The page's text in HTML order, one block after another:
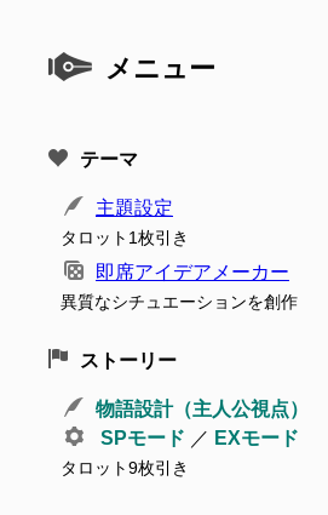
メニュー
テーマ
主題設定
タロット1枚引き
即席アイデアメーカー
異質なシチュエーションを創作
ストーリー
物語設計（主人公視点）
SPモード ／ EXモード
タロット9枚引き